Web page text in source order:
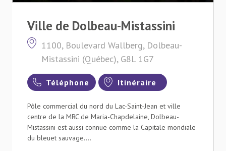
Ville de Dolbeau-Mistassini
1100, Boulevard Wallberg, Dolbeau-
Mistassini (Québec), G8L 1G7
Téléphone Itinéraire
Pôle commercial du nord du Lac-Saint-Jean et ville
centre de la MRC de Maria-Chapdelaine, Dolbeau-
Mistassini est aussi connue comme la Capitale mondiale
du bleuet sauvage....